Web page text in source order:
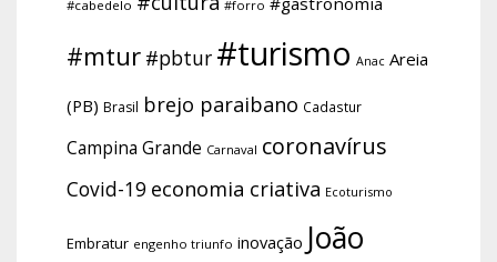
#cabedelo #forro
#mtur #pbtur #turismo Anac Areia
(PB) Brasil brejo paraibano Cadastur
Campina Grande Carnaval coronavírus
Covid-19 economia criativa Ecoturismo
Embratur engenho triunfo inovação João